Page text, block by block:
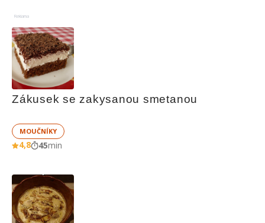
Reklama
Zákusek se zakysanou smetanou
MOUČNÍKY
4,8 45min